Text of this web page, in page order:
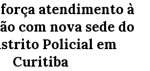
atendimento à
com nova sede do
Policial em
Curitiba